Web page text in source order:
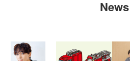
News